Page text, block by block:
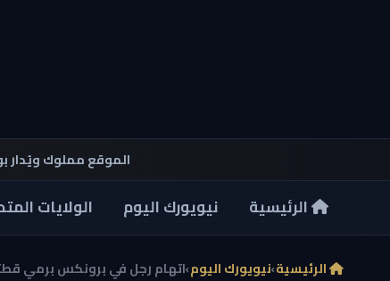
الموقع مملوك ويُدار
الرئيسية نيويورك اليوم الولايات
الرئيسية›نيويورك اليوم›اتهام رجل في برونكس برمي